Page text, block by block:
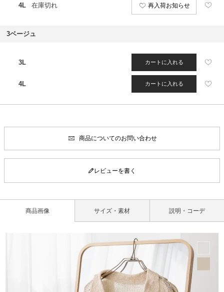
4L 在庫切れ 再入荷お知らせ
3ベージュ
3L カートに入れる
4L カートに入れる
商品についてのお問い合わせ
レビューを書く
商品画像 サイズ・素材 説明・コーデ